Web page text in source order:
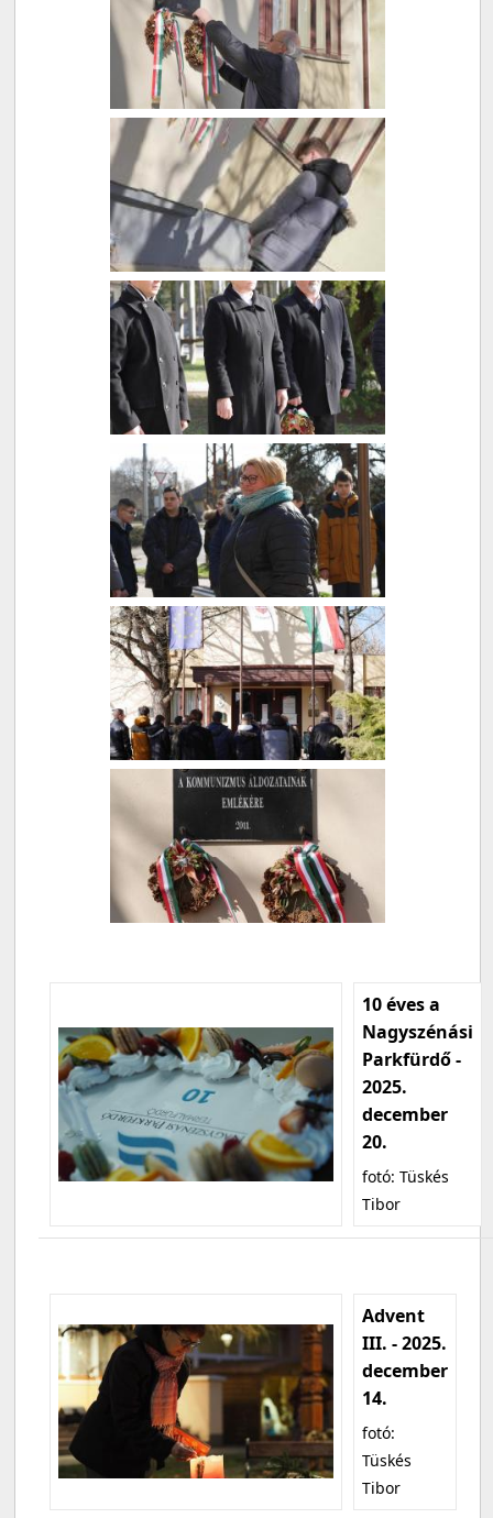
10 éves a
Nagyszénási
Parkfürdő -
2025.
december
20.
fotó: Tüskés
Tibor
Advent
III. - 2025.
december
14.
fotó:
Tüskés
Tibor